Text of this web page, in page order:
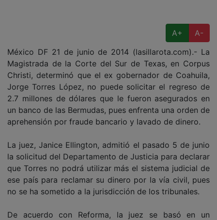
A+
A-
México DF 21 de junio de 2014 (lasillarota.com).- La
Magistrada de la Corte del Sur de Texas, en Corpus
Christi, determinó que el ex gobernador de Coahuila,
Jorge Torres López, no puede solicitar el regreso de
2.7 millones de dólares que le fueron asegurados en
un banco de las Bermudas, pues enfrenta una orden de
aprehensión por fraude bancario y lavado de dinero.
La juez, Janice Ellington, admitió el pasado 5 de junio
la solicitud del Departamento de Justicia para declarar
que Torres no podrá utilizar más el sistema judicial de
ese país para reclamar su dinero por la vía civil, pues
no se ha sometido a la jurisdicción de los tribunales.
De acuerdo con Reforma, la juez se basó en un